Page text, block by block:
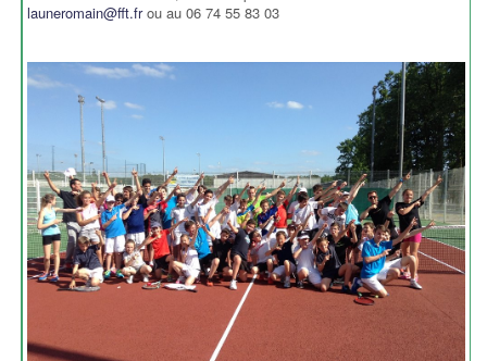
launeromain@fft.frou au 06 74 55 83 03